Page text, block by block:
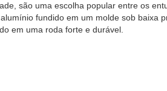
são uma escolha popular entre os
fundido em um molde sob baixa
em uma roda forte e durável.